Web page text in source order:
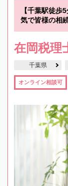
【千葉駅徒歩
気で皆様の相
在岡税理
千葉県
オンライン相談可